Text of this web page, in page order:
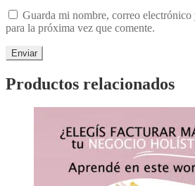
Guarda mi nombre, correo electrónico
para la próxima vez que comente.
Productos relacionados